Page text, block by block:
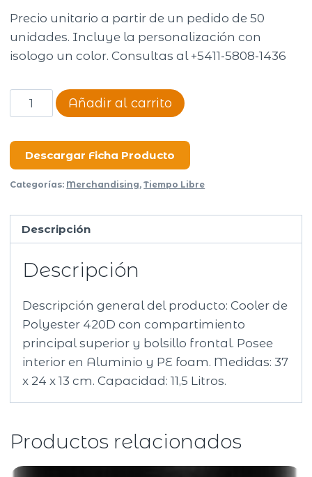
Precio unitario a partir de un pedido de 50
unidades. Incluye la personalización con
isologo un color. Consultas al +5411-5808-1436
Cooler
Dakota
Añadir al carrito
Descargar Ficha Producto
Categorías: Merchandising,Tiempo Libre
Descripción
Descripción
Descripción general del producto: Cooler de
Polyester 420D con compartimiento
principal superior y bolsillo frontal. Posee
interior en Aluminio y PE foam. Medidas: 37
x 24 x 13 cm. Capacidad: 11,5 Litros.
Productos relacionados